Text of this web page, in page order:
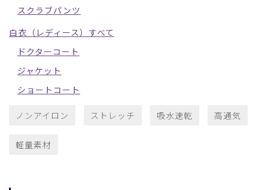
スクラブパンツ
白衣（レディース）すべて
ドクターコート
ジャケット
ショートコート
ノンアイロン ストレッチ 吸水速乾 高通気
軽量素材